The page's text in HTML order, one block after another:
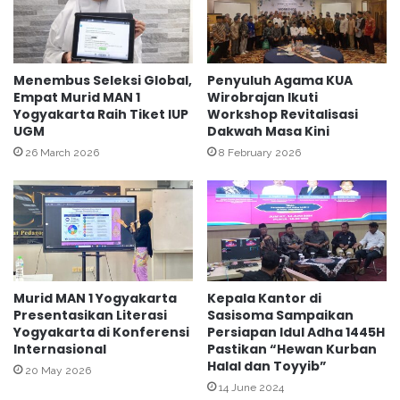
a
r
i
P
H
U
K
e
e
a
g
K
o
t
a
Y
o
g
n
a
r
H
a
r
i
A
t
K
e
k
e
r
a
s
a
n
Menembus Seleksi Global,
Empat Murid MAN 1
Yogyakarta Raih Tiket IUP
UGM
26 March 2026
Penyuluh Agama KUA
Wirobrajan Ikuti
Workshop Revitalisasi
Dakwah Masa Kini
8 February 2026
Murid MAN 1 Yogyakarta
Presentasikan Literasi
Yogyakarta di Konferensi
Internasional
20 May 2026
Kepala Kantor di
Sasisoma Sampaikan
Persiapan Idul Adha 1445H
Pastikan “Hewan Kurban
Halal dan Toyyib”
14 June 2024